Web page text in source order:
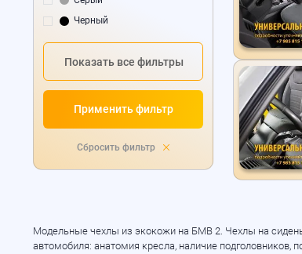
Черный
Показать все фильтры
Применить фильтр
Сбросить фильтр
Модельные чехлы из экокожи на БМВ 2. Чехлы на
автомобиля: анатомия кресла, наличие подголовников,